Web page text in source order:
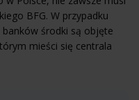
BFG. W przypadku
banków środki są objęte
mieści się centrala